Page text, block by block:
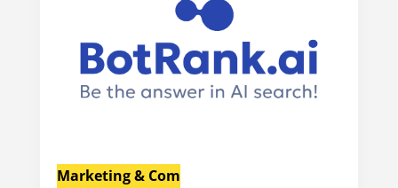
Marketing & Com